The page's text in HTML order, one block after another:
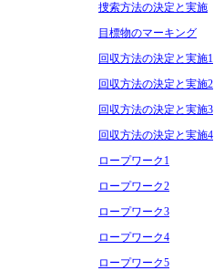
捜索方法の決定と実施
目標物のマーキング
回収方法の決定と実施1
回収方法の決定と実施2
回収方法の決定と実施3
回収方法の決定と実施4
ロープワーク1
ロープワーク2
ロープワーク3
ロープワーク4
ロープワーク5